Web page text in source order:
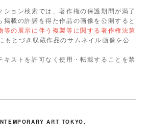
ション検索では、著作権の保護期間が満了
掲載の許諾を得た作品の画像を公開すると
等の展示に伴う複製等に関する著作権法第
もとづき収蔵作品のサムネイル画像を公
キストを許可なく使用・転載することを禁
ART TOKYO.